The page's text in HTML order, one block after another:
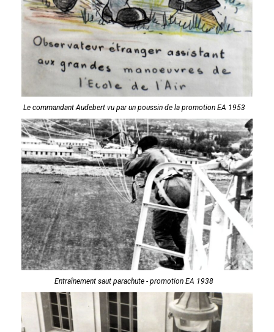
Le commandant Audebert vu par un poussin de la promotion EA 1953
Entraînement saut parachute - promotion EA 1938